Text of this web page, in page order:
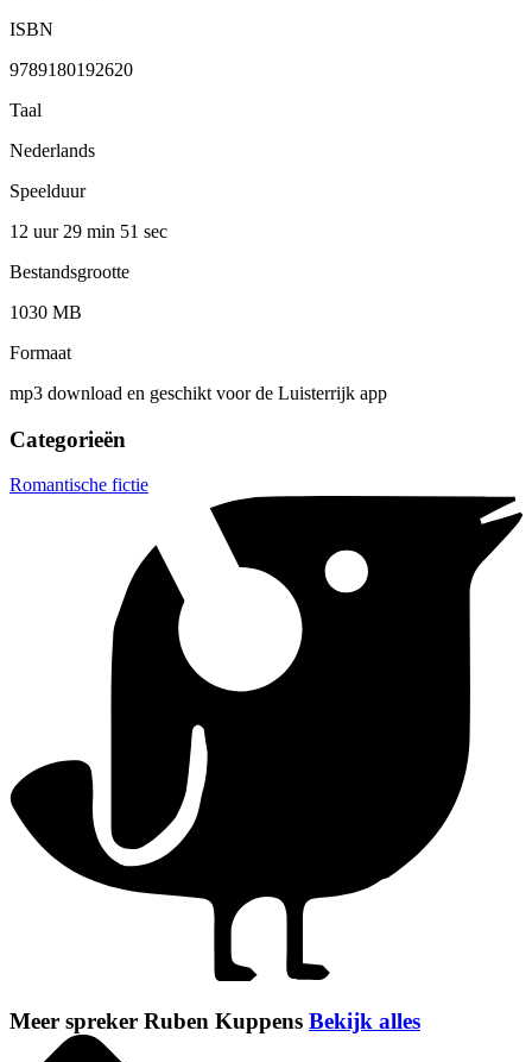
ISBN
9789180192620
Taal
Nederlands
Speelduur
12 uur 29 min 51 sec
Bestandsgrootte
1030 MB
Formaat
mp3 download en geschikt voor de Luisterrijk app
Categorieën
Romantische fictie
Meer spreker Ruben Kuppens Bekijk alles